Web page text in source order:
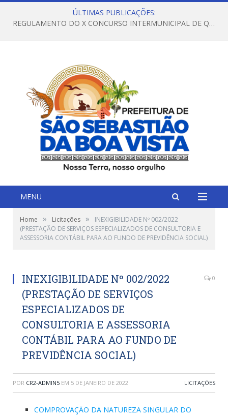
ÚLTIMAS PUBLICAÇÕES:
REGULAMENTO DO X CONCURSO INTERMUNICIPAL DE QUADRILHAS JUNINAS – 2026 – ARRAIÁ DA VENEZA
MENU
Home » Licitações »
INEXIGIBILIDADE Nº 002/2022
(PRESTAÇÃO DE SERVIÇOS ESPECIALIZADOS DE CONSULTORIA E
ASSESSORIA CONTÁBIL PARA AO FUNDO DE PREVIDÊNCIA SOCIAL)
INEXIGIBILIDADE Nº 002/2022
(PRESTAÇÃO DE SERVIÇOS
ESPECIALIZADOS DE
CONSULTORIA E ASSESSORIA
CONTÁBIL PARA AO FUNDO DE
PREVIDÊNCIA SOCIAL)
0
POR CR2-ADMIN5 EM 5 DE JANEIRO DE 2022 LICITAÇÕES
COMPROVAÇÃO DA NATUREZA SINGULAR DO